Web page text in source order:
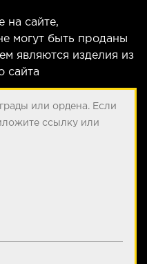
на сайте,
могут быть проданы
являются изделия из
сайта